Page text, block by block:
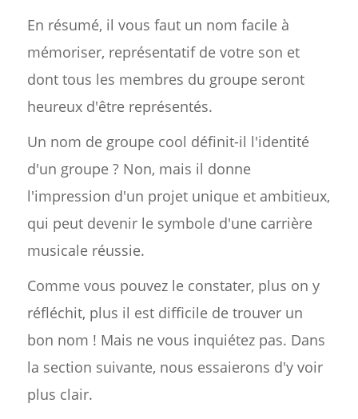
En résumé, il vous faut un nom facile à
mémoriser, représentatif de votre son et
dont tous les membres du groupe seront
heureux d'être représentés.
Un nom de groupe cool définit-il l'identité
d'un groupe ? Non, mais il donne
l'impression d'un projet unique et ambitieux,
qui peut devenir le symbole d'une carrière
musicale réussie.
Comme vous pouvez le constater, plus on y
réfléchit, plus il est difficile de trouver un
bon nom ! Mais ne vous inquiétez pas. Dans
la section suivante, nous essaierons d'y voir
plus clair.